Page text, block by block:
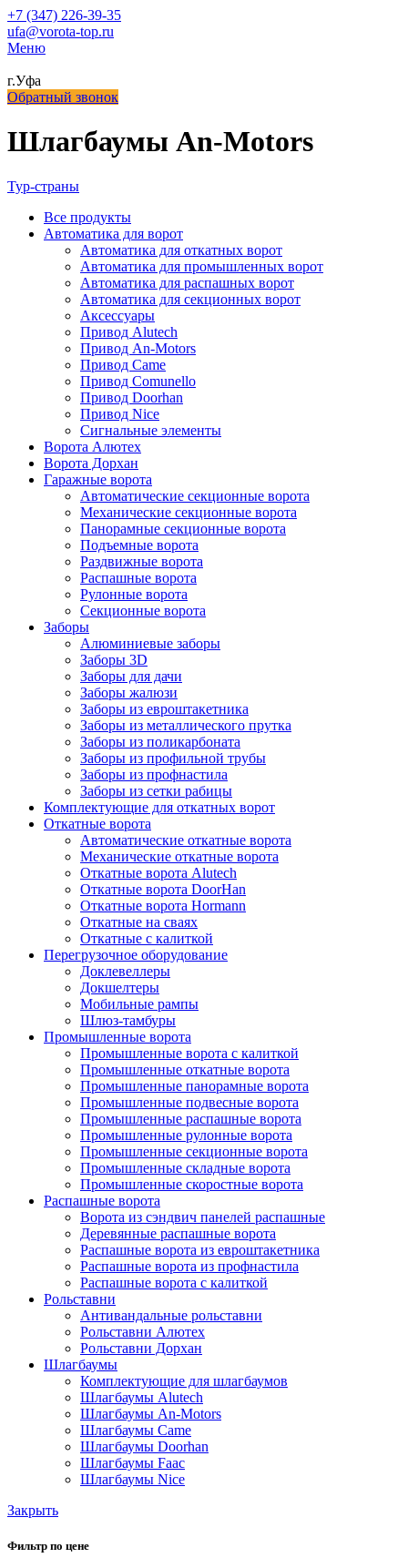
+7 (347) 226-39-35
ufa@vorota-top.ru
Меню
г.Уфа
Обратный звонок
Шлагбаумы An-Motors
Тур-страны
Все продукты
Автоматика для ворот
Автоматика для откатных ворот
Автоматика для промышленных ворот
Автоматика для распашных ворот
Автоматика для секционных ворот
Аксессуары
Привод Alutech
Привод An-Motors
Привод Came
Привод Comunello
Привод Doorhan
Привод Nice
Сигнальные элементы
Ворота Алютех
Ворота Дорхан
Гаражные ворота
Автоматические секционные ворота
Механические секционные ворота
Панорамные секционные ворота
Подъемные ворота
Раздвижные ворота
Распашные ворота
Рулонные ворота
Секционные ворота
Заборы
Алюминиевые заборы
Заборы 3D
Заборы для дачи
Заборы жалюзи
Заборы из евроштакетника
Заборы из металлического прутка
Заборы из поликарбоната
Заборы из профильной трубы
Заборы из профнастила
Заборы из сетки рабицы
Комплектующие для откатных ворот
Откатные ворота
Автоматические откатные ворота
Механические откатные ворота
Откатные ворота Alutech
Откатные ворота DoorHan
Откатные ворота Hormann
Откатные на сваях
Откатные с калиткой
Перегрузочное оборудование
Доклевеллеры
Докшелтеры
Мобильные рампы
Шлюз-тамбуры
Промышленные ворота
Промышленные ворота с калиткой
Промышленные откатные ворота
Промышленные панорамные ворота
Промышленные подвесные ворота
Промышленные распашные ворота
Промышленные рулонные ворота
Промышленные секционные ворота
Промышленные складные ворота
Промышленные скоростные ворота
Распашные ворота
Ворота из сэндвич панелей распашные
Деревянные распашные ворота
Распашные ворота из евроштакетника
Распашные ворота из профнастила
Распашные ворота с калиткой
Рольставни
Антивандальные рольставни
Рольставни Алютех
Рольставни Дорхан
Шлагбаумы
Комплектующие для шлагбаумов
Шлагбаумы Alutech
Шлагбаумы An-Motors
Шлагбаумы Came
Шлагбаумы Doorhan
Шлагбаумы Faac
Шлагбаумы Nice
Закрыть
Фильтр по цене